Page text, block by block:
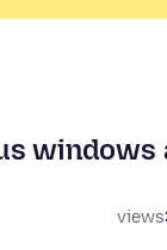
windows
views